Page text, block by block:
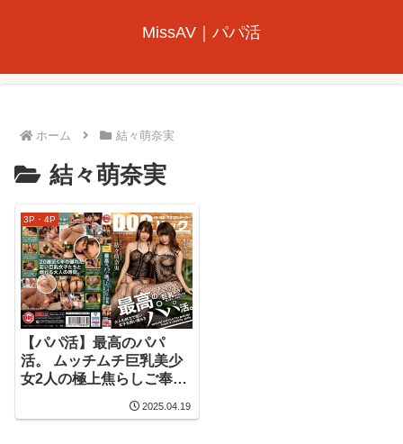
MissAV｜パパ活
ホーム 結々萌奈実
結々萌奈実
3P・4P
【パパ活】最高のパパ
活。 ムッチムチ巨乳美少
女2人の極上焦らしご奉仕
2025.04.19